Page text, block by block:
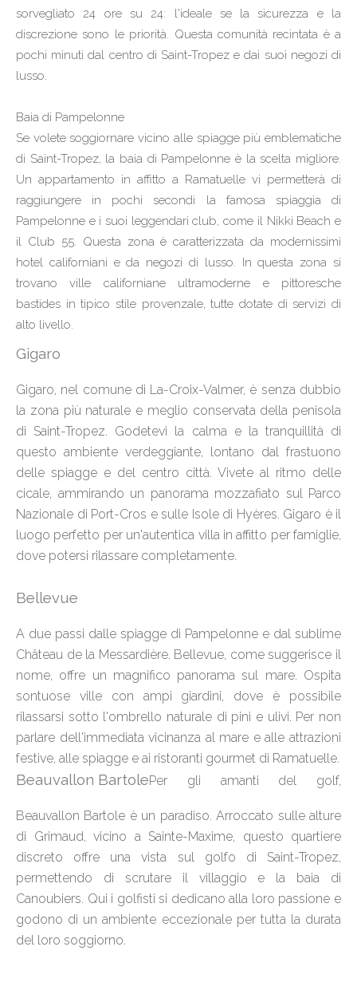
sorvegliato 24 ore su 24: l'ideale se la sicurezza e la
discrezione sono le priorità. Questa comunità recintata è a
pochi minuti dal centro di Saint-Tropez e dai suoi negozi di
lusso.
Baia di Pampelonne
Se volete soggiornare vicino alle spiagge più emblematiche
di Saint-Tropez, la baia di Pampelonne è la scelta migliore.
Un appartamento in affitto a Ramatuelle vi permetterà di
raggiungere in pochi secondi la famosa spiaggia di
Pampelonne e i suoi leggendari club, come il Nikki Beach e
il Club 55. Questa zona è caratterizzata da modernissimi
hotel californiani e da negozi di lusso. In questa zona si
trovano ville californiane ultramoderne e pittoresche
bastides in tipico stile provenzale, tutte dotate di servizi di
alto livello.
Gigaro
Gigaro, nel comune di La-Croix-Valmer, è senza dubbio
la zona più naturale e meglio conservata della penisola
di Saint-Tropez. Godetevi la calma e la tranquillità di
questo ambiente verdeggiante, lontano dal frastuono
delle spiagge e del centro città. Vivete al ritmo delle
cicale, ammirando un panorama mozzafiato sul Parco
Nazionale di Port-Cros e sulle Isole di Hyères. Gigaro è il
luogo perfetto per un'autentica villa in affitto per famiglie,
dove potersi rilassare completamente.
Bellevue
A due passi dalle spiagge di Pampelonne e dal sublime
Château de la Messardière. Bellevue, come suggerisce il
nome, offre un magnifico panorama sul mare. Ospita
sontuose ville con ampi giardini, dove è possibile
rilassarsi sotto l'ombrello naturale di pini e ulivi. Per non
parlare dell'immediata vicinanza al mare e alle attrazioni
festive, alle spiagge e ai ristoranti gourmet di Ramatuelle.
Beauvallon BartolePer gli amanti del golf,
Beauvallon Bartole è un paradiso. Arroccato sulle alture
di Grimaud, vicino a Sainte-Maxime, questo quartiere
discreto offre una vista sul golfo di Saint-Tropez,
permettendo di scrutare il villaggio e la baia di
Canoubiers. Qui i golfisti si dedicano alla loro passione e
godono di un ambiente eccezionale per tutta la durata
del loro soggiorno.